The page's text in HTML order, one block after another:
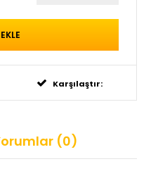
Karşılaştır:
(0)